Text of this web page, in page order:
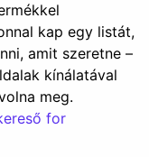
kap egy listát,
amit szeretne –
kínálatával
meg.
for